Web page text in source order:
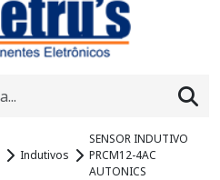
Indutivos
SENSOR INDUTIVO
PRCM12-4AC
AUTONICS